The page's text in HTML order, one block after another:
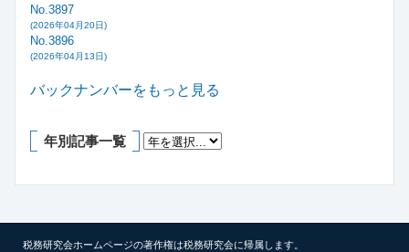
No.3897
(2026年04月20日)
No.3896
(2026年04月13日)
バックナンバーをもっと見る
年別記事一覧
税務研究会ホームページの著作権は税務研究会に帰属します。